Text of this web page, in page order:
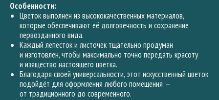
Особенности:
Цветок выполнен из высококачественных материалов,
которые обеспечивают её долговечность и сохранение
первозданного вида.
Каждый лепесток и листочек тщательно продуман
и изготовлен, чтобы максимально точно передать красоту
и изящество настоящего цветка.
Благодаря своей универсальности, этот искусственный цветок
подойдёт для оформления любого помещения —
от традиционного до современного.